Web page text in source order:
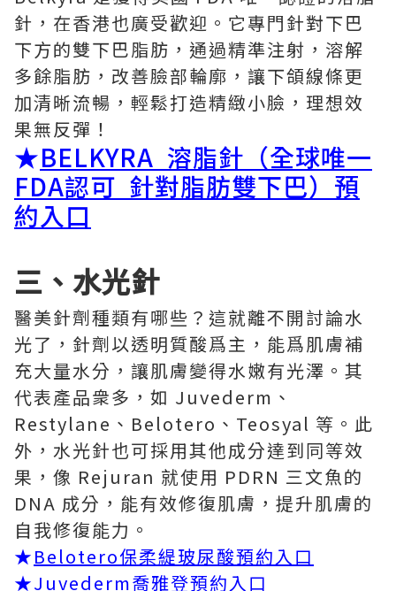
針，在香港也廣受歡迎。它專門針對下巴
下方的雙下巴脂肪，通過精準注射，溶解
多餘脂肪，改善臉部輪廓，讓下頜線條更
加清晰流暢，輕鬆打造精緻小臉，理想效
果無反彈！
★BELKYRA 溶脂針（全球唯一
FDA認可 針對脂肪雙下巴）預
約入口
三、水光針
醫美針劑種類有哪些？這就離不開討論水
光了，針劑以透明質酸爲主，能爲肌膚補
充大量水分，讓肌膚變得水嫩有光澤。其
代表產品衆多，如 Juvederm、
Restylane、Belotero、Teosyal 等。此
外，水光針也可採用其他成分達到同等效
果，像 Rejuran 就使用 PDRN 三文魚的
DNA 成分，能有效修復肌膚，提升肌膚的
自我修復能力。
★Belotero保柔緹玻尿酸預約入口
★Juvederm喬雅登預約入口